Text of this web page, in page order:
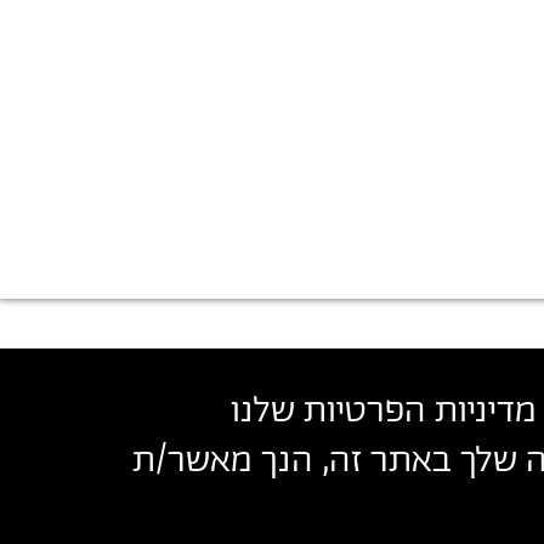
הפרטיות שלנו
שלך באתר זה, הנך מאשר/ת